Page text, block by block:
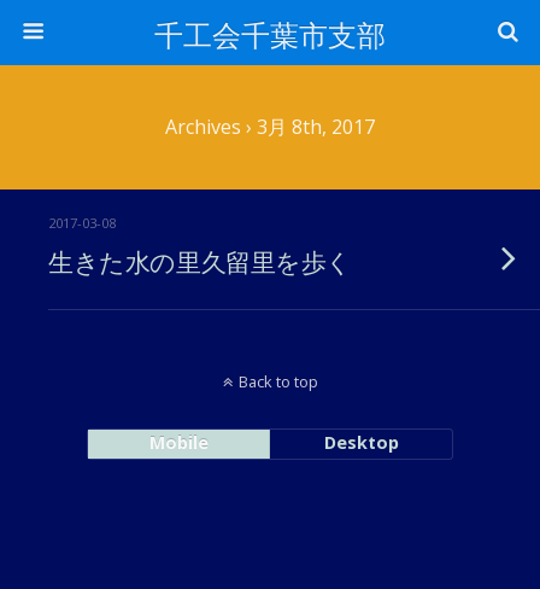
千工会千葉市支部
Archives › 3月 8th, 2017
2017-03-08
生きた水の里久留里を歩く
Back to top
Mobile Desktop